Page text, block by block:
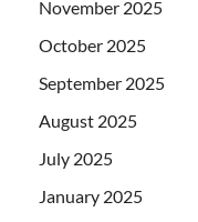
November 2025
October 2025
September 2025
August 2025
July 2025
January 2025